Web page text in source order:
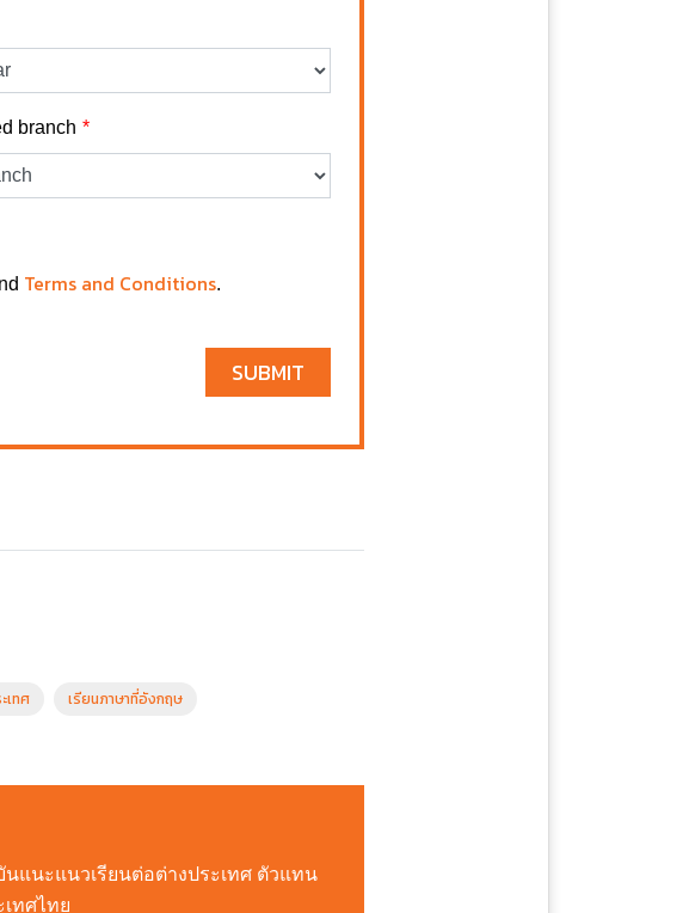
branch
Terms and Conditions.
SUBMIT
เทศ เรียนภาษาที่อังกฤษ
นแนะแนวเรียนต่อต่างประเทศ ตัวแทน
ทศไทย